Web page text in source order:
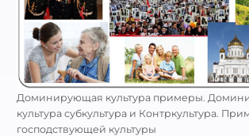
Доминирующая культура примеры.
культура субкультура и Контркультура.
господствующей культуры